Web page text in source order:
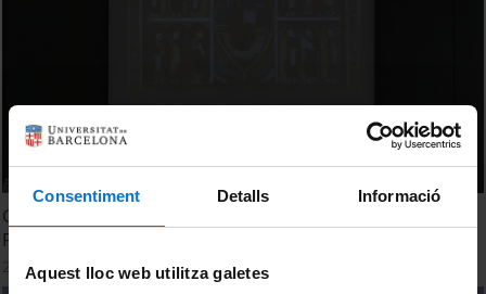
Consentiment Detalls Informació
Aquest lloc web utilitza galetes
Gemma Ylla: Ensenyant les cartes. Amadeu Sales i Lluís
Plandiura, 1921-1922
24 novembre, 2015